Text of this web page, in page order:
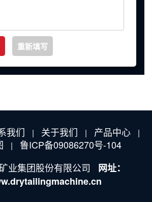
我们 | 关于我们 | 产品中心 |
|
鲁ICP备09086270号-104
业集团股份有限公司
网址：